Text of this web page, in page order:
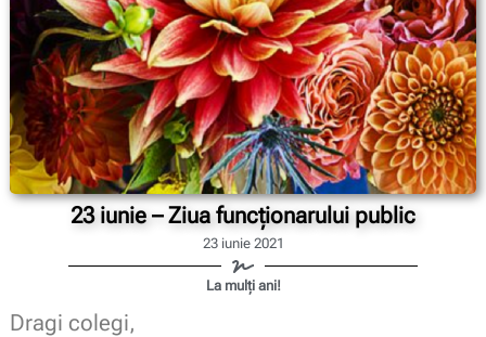
23 iunie – Ziua funcționarului public
23 iunie 2021
La mulți ani!
Dragi colegi,